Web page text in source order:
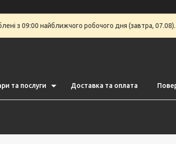
з 09:00 найближчого робочого дня (завтра, 07.08).
та послуги Доставка та оплата